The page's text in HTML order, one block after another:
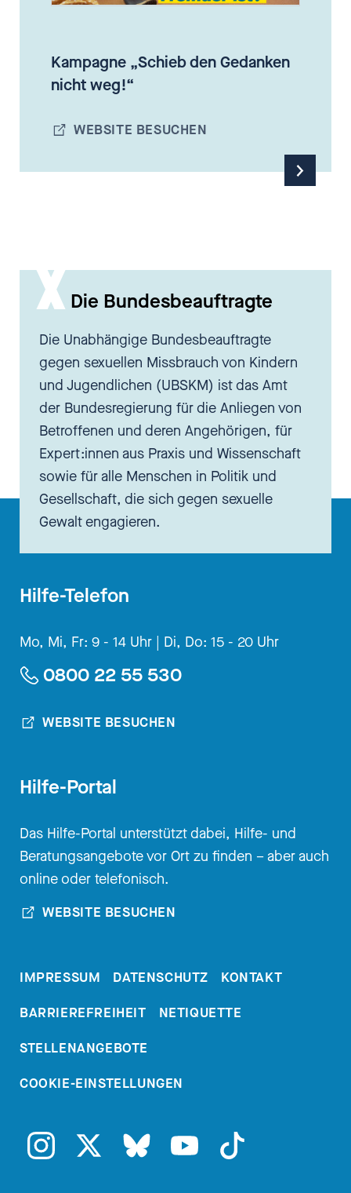
Kampagne „Schieb den Gedanken
nicht weg!“
WEBSITE BESUCHEN
Die Bundesbeauftragte
Die Unabhängige Bundesbeauftragte
gegen sexuellen Missbrauch von Kindern
und Jugendlichen (UBSKM) ist das Amt
der Bundesregierung für die Anliegen von
Betroffenen und deren Angehörigen, für
Expert:innen aus Praxis und Wissenschaft
sowie für alle Menschen in Politik und
Gesellschaft, die sich gegen sexuelle
Gewalt engagieren.
Hilfe-Telefon
Mo, Mi, Fr: 9 - 14 Uhr | Di, Do: 15 - 20 Uhr
0800 22 55 530
WEBSITE BESUCHEN
Hilfe-Portal
Das Hilfe-Portal unterstützt dabei, Hilfe- und
Beratungsangebote vor Ort zu finden – aber auch
online oder telefonisch.
WEBSITE BESUCHEN
IMPRESSUM DATENSCHUTZ
KONTAKT
BARRIEREFREIHEIT
NETIQUETTE
STELLENANGEBOTE
COOKIE-EINSTELLUNGEN